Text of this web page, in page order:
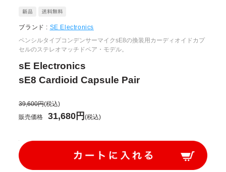
ブランド : SE Electronics
ペンシルタイプコンデンサーマイクsE8の換装用カーディオイドカプ
セルのステレオマッチドペア・モデル。
sE Electronics
sE8 Cardioid Capsule Pair
39,600円(税込)
販売価格
31,680円(税込)